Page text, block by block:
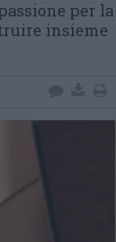
per la
insieme